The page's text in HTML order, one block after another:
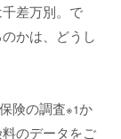
差万別。で
かは、どうし
険の調査※1か
のデータをご